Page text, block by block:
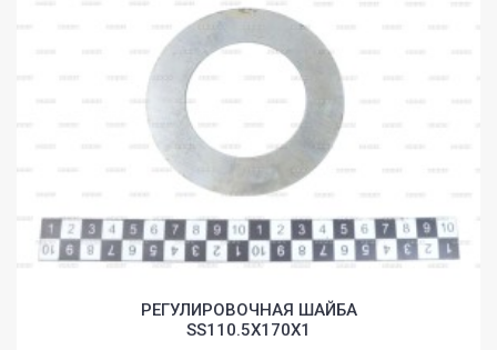
РЕГУЛИРОВОЧНАЯ ШАЙБА
SS110.5X170X1